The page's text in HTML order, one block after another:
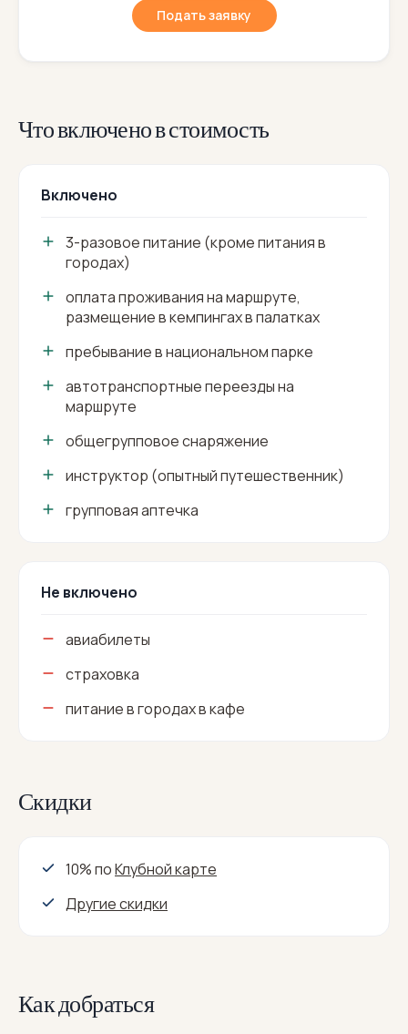
Подать заявку
Что включено в стоимость
Включено
3-разовое питание (кроме питания в
городах)
оплата проживания на маршруте,
размещение в кемпингах в палатках
пребывание в национальном парке
автотранспортные переезды на
маршруте
общегрупповое снаряжение
инструктор (опытный путешественник)
групповая аптечка
Не включено
авиабилеты
страховка
питание в городах в кафе
Скидки
10% поКлубной карте
Другие скидки
Как добраться